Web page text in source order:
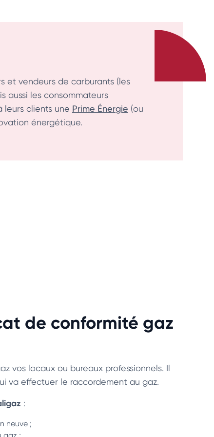
et vendeurs de carburants (les
aussi les consommateurs
leurs clients une Prime Énergie (ou
énergétique.
de conformité gaz
vos locaux ou bureaux professionnels. Il
va effectuer le raccordement au gaz.
:
neuve ;